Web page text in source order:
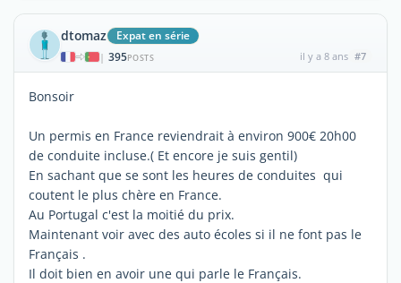
dtomaz Expat en série
| 395POSTS il y a 8 ans #7
Bonsoir
Un permis en France reviendrait à environ 900€ 20h00
de conduite incluse.( Et encore je suis gentil)
En sachant que se sont les heures de conduites qui
coutent le plus chère en France.
Au Portugal c'est la moitié du prix.
Maintenant voir avec des auto écoles si il ne font pas le
Français .
Il doit bien en avoir une qui parle le Français.